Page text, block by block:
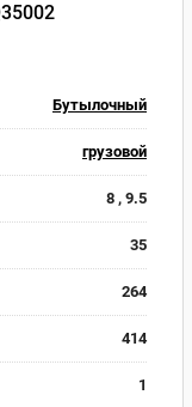
Бутылочный
грузовой
8 , 9.5
35
264
414
1